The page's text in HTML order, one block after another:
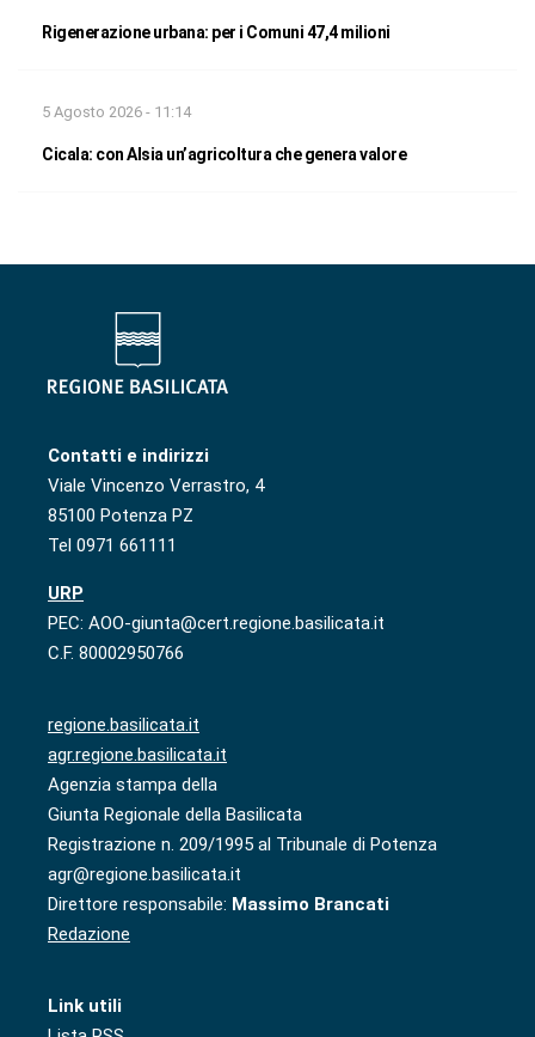
Rigenerazione urbana: per i Comuni 47,4 milioni
5 Agosto 2026 - 11:14
Cicala: con Alsia un’agricoltura che genera valore
Contatti e indirizzi
Viale Vincenzo Verrastro, 4
85100 Potenza PZ
Tel 0971 661111
URP
PEC: AOO-giunta@cert.regione.basilicata.it
C.F. 80002950766
regione.basilicata.it
agr.regione.basilicata.it
Agenzia stampa della
Giunta Regionale della Basilicata
Registrazione n. 209/1995 al Tribunale di Potenza
agr@regione.basilicata.it
Direttore responsabile: Massimo Brancati
Redazione
Link utili